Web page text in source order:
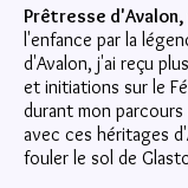
Prêtresse d'Avalon,
l'enfance par la
d'Avalon, j'ai reçu
et initiations sur le
durant mon
avec ces héritages
fouler le sol de